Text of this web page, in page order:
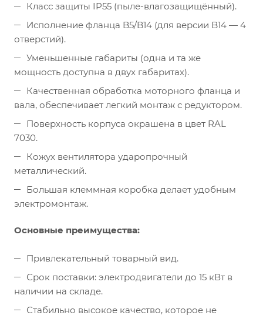
Класс защиты IP55 (пыле-влагозащищённый).
Исполнение фланца B5/B14 (для версии B14 — 4
отверстий).
Уменьшенные габариты (одна и та же
мощность доступна в двух габаритах).
Качественная обработка моторного фланца и
вала, обеспечивает легкий монтаж с редуктором.
Поверхность корпуса окрашена в цвет RAL
7030.
Кожух вентилятора ударопрочный
металлический.
Большая клеммная коробка делает удобным
электромонтаж.
Основные преимущества:
Привлекательный товарный вид.
Срок поставки: электродвигатели до 15 кВт в
наличии на складе.
Стабильно высокое качество, которое не